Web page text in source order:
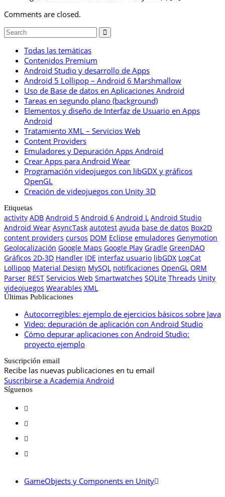
Comments are closed.
Todas las temáticas
Contenidos Premium
Android Studio y desarrollo de Apps
Android 5 Lollipop – Android 6 Marshmallow
Uso de Base de datos en Aplicaciones Android
Tareas en segundo plano (background)
Elementos y diseño de Interfaz de Usuario en Apps
Android
Tratamiento XML – Servicios Web
Content Providers
Emuladores y Depuración Apps Android
Crear Apps para Android Wear
Programación videojuegos con libGDX y gráficos
OpenGL
Creación de videojuegos con Unity 3D
Etiquetas
activity ADB Android 5 Android 6 Android L Android Studio
Android Wear AsyncTask autotest ayuda base de datos Box2D
content providers cursos DOM Eclipse emuladores Genymotion
Geolocalización Google Maps Google Play Gradle GreenDAO
Gráficos 2D-3D Handler IDE interfaz usuario libGDX LogCat
Lollipop Material Design MySQL notificaciones OpenGL ORM
Parser REST Servicios Web Smartwatches SQLite Threads Unity
videojuegos Wearables XML
Últimas Publicaciones
Autocorregibles: ejemplo de ejercicios básicos sobre Java
Video: depuración de aplicación con Android Studio
Cómo depurar aplicaciones con Android Studio:
proyecto ejemplo
Suscripción email
Recibe las nuevas publicaciones en tu email
Suscribirse a Academia Android
Síguenos
GameObjects y Components en Unity